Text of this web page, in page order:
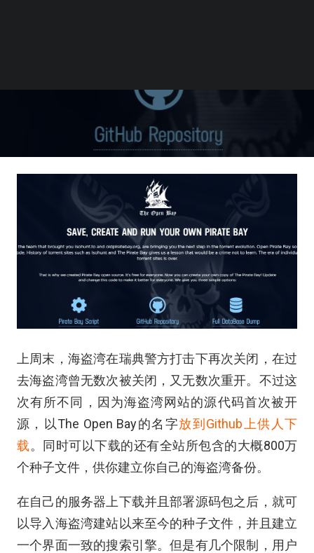
上周末，海盗湾在瑞典警方打击下再次关闭，在过
去海盗湾曾无数次被关闭，又无数次重开。不过这
次有所不同，因为海盗湾网站的源代码首次被开
源，以The Open Bay的名字放到Github上供人下
载。同时可以下载的还有全站所包含的大概800万
个种子文件，供你建立你自己的海盗湾备份。
在自己的服务器上下载并且部署源码包之后，就可
以导入海盗湾建站以来至今的种子文件，并且建立
一个界面一致的搜索引擎。但是有几个限制，用户